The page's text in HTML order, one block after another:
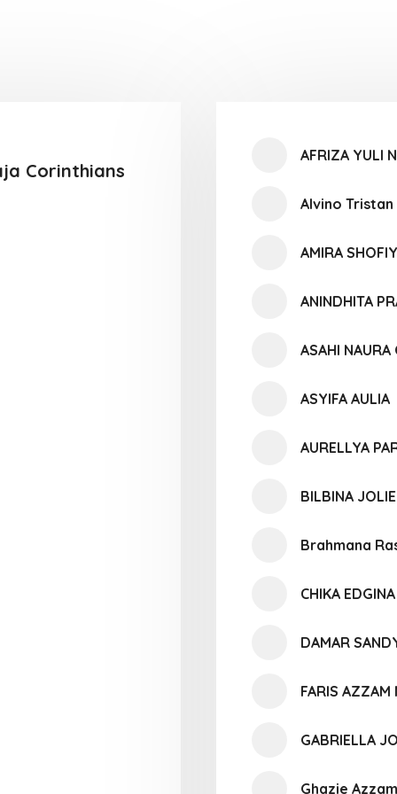
Corinthians
AFRIZA YULI
Alvino
AMIRA
ANINDHITA
ASAHI NAURA
ASYIFA AULIA
AURELLYA
BILBINA
Brahmana
CHIKA
DAMAR
FARIS AZZAM
GABRIELLA
Ghazie